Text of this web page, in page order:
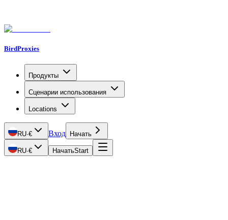
BirdProxies
Продукты
Сценарии использования
Locations
RU·€ Вход Начать
RU·€ НачатьStart